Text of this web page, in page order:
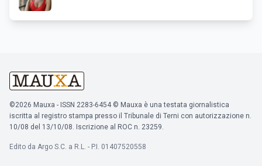
©2026 Mauxa - ISSN 2283-6454 © Mauxa è una testata giornalistica
iscritta al registro stampa presso il Tribunale di Terni con autorizzazione n.
10/08 del 13/10/08. Iscrizione al ROC n. 23259.
Edito da Argo S.C. a R.L. - P.I. 01407520558